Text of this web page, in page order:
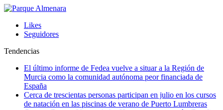
Likes
Seguidores
Tendencias
El último informe de Fedea vuelve a situar a la Región de
Murcia como la comunidad autónoma peor financiada de
España
Cerca de trescientas personas participan en julio en los cursos
de natación en las piscinas de verano de Puerto Lumbreras